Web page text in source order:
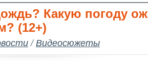
Какую погоду
(12+)
/Видеосюжеты